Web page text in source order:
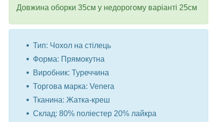
Довжина оборки 35см у недорогому варіанті 25см
Тип: Чохол на стілець
Форма: Прямокутна
Виробник: Туреччина
Торгова марка: Venera
Тканина: Жатка-креш
Склад: 80% поліестер 20% лайкра